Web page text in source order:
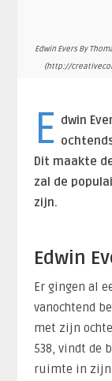
Edwin Evers By
(http://
E dwin
Dit maakte
zal de
zijn.
Edwin
Er gingen al
vanochtend
met zijn
538, vindt de
ruimte in zijn